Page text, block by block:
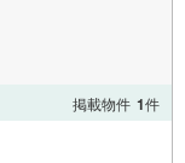
掲載物件 1件